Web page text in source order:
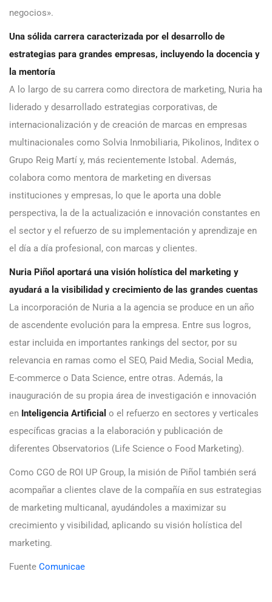
negocios».
Una sólida carrera caracterizada por el desarrollo de
estrategias para grandes empresas, incluyendo la docencia y
la mentoría
A lo largo de su carrera como directora de marketing, Nuria ha
liderado y desarrollado estrategias corporativas, de
internacionalización y de creación de marcas en empresas
multinacionales como Solvia Inmobiliaria, Pikolinos, Inditex o
Grupo Reig Martí y, más recientemente Istobal. Además,
colabora como mentora de marketing en diversas
instituciones y empresas, lo que le aporta una doble
perspectiva, la de la actualización e innovación constantes en
el sector y el refuerzo de su implementación y aprendizaje en
el día a día profesional, con marcas y clientes.
Nuria Piñol aportará una visión holística del marketing y
ayudará a la visibilidad y crecimiento de las grandes cuentas
La incorporación de Nuria a la agencia se produce en un año
de ascendente evolución para la empresa. Entre sus logros,
estar incluida en importantes rankings del sector, por su
relevancia en ramas como el SEO, Paid Media, Social Media,
E-commerce o Data Science, entre otras. Además, la
inauguración de su propia área de investigación e innovación
en Inteligencia Artificial o el refuerzo en sectores y verticales
específicas gracias a la elaboración y publicación de
diferentes Observatorios (Life Science o Food Marketing).
Como CGO de ROI UP Group, la misión de Piñol también será
acompañar a clientes clave de la compañía en sus estrategias
de marketing multicanal, ayudándoles a maximizar su
crecimiento y visibilidad, aplicando su visión holística del
marketing.
Fuente Comunicae